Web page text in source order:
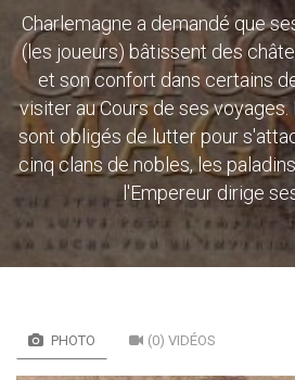
Charlemagne a demandé que
(les joueurs) bâtissent des
et son confort dans certains
visiter au Cours de ses
sont obligés de lutter pour
cinq clans de nobles, les
l'Empereur dirige
PHOTO (0) VIDÉOS